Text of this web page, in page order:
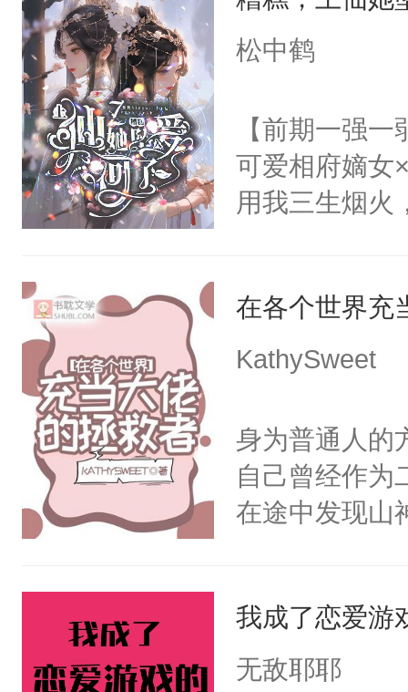
动，这一世她
不了情的枷锁
无猜。传统的
放在心里好几
么？”徐薇薇
松中鹤
【前期一强
可爱相府嫡女
用我三生烟火
的恋爱脑。丹
爱。”仙帝沉
一气之下将
终的选择。2.
家族限制，直
命运的齿轮
那天，有个师
澜却一脸疑
啊。”3.丹霓
在各个世界充
KathySweet
身为普通人的
自己曾经作为
在途中发现山
我成了恋爱游
无敌耶耶